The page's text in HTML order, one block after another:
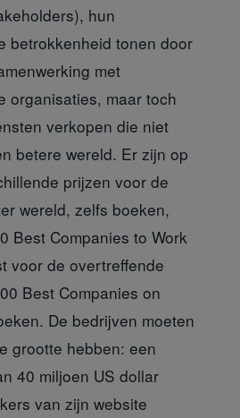
hun
betrokkenheid tonen door
met
organisaties, maar toch
verkopen die niet
betere wereld. Er zijn op
prijzen voor de
wereld, zelfs boeken,
Best Companies to Work
voor de overtreffende
Best Companies on
De bedrijven moeten
grootte hebben: een
40 miljoen US dollar
van zijn website